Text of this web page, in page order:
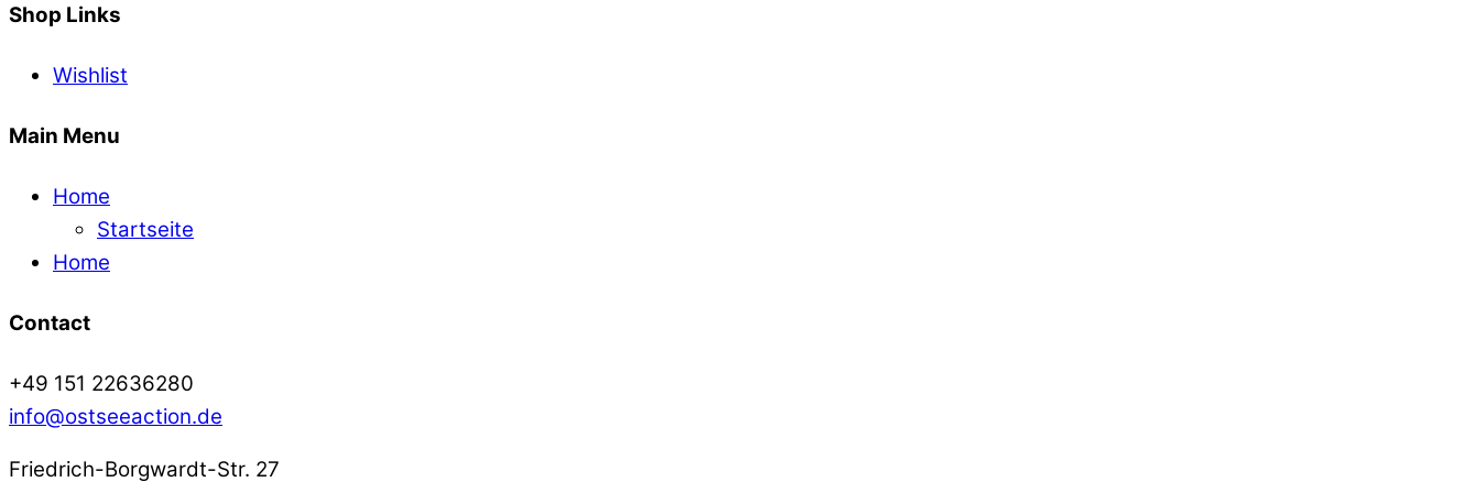
Shop Links
Wishlist
Main Menu
Home
Startseite
Home
Contact
+49 151 22636280
info@ostseeaction.de
Friedrich-Borgwardt-Str. 27